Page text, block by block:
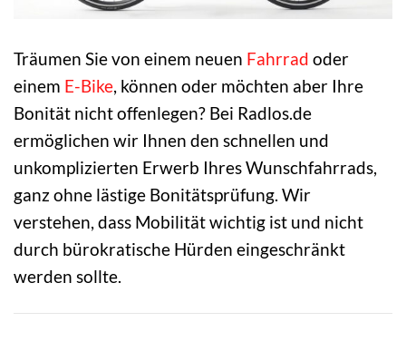
Träumen Sie von einem neuen Fahrrad oder
einem E-Bike, können oder möchten aber Ihre
Bonität nicht offenlegen? Bei Radlos.de
ermöglichen wir Ihnen den schnellen und
unkomplizierten Erwerb Ihres Wunschfahrrads,
ganz ohne lästige Bonitätsprüfung. Wir
verstehen, dass Mobilität wichtig ist und nicht
durch bürokratische Hürden eingeschränkt
werden sollte.